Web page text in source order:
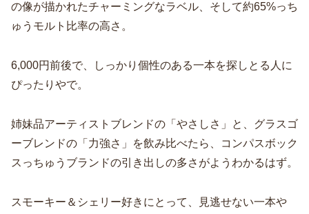
の像が描かれたチャーミングなラベル、そして約65%っち
ゅうモルト比率の高さ。
6,000円前後で、しっかり個性のある一本を探しとる人に
ぴったりやで。
姉妹品アーティストブレンドの「やさしさ」と、グラスゴ
ーブレンドの「力強さ」を飲み比べたら、コンパスボック
スっちゅうブランドの引き出しの多さがようわかるはず。
スモーキー＆シェリー好きにとって、見逃せない一本や